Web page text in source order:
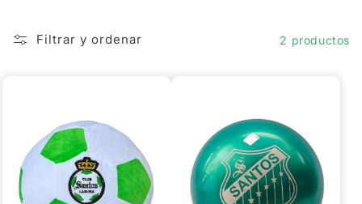
Filtrar y ordenar 2 productos